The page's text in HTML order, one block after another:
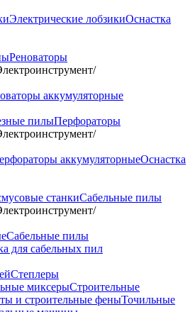
Электрические лобзикиОснастка
Реноваторы
/
аккумуляторные
пилыПерфораторы
/
аккумуляторныеОснастка
станкиСабельные пилы
/
Сабельные пилы
для сабельных пил
Степлеры
миксерыСтроительные
и строительные феныТочильные